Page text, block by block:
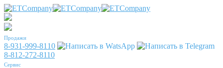
Продажи
8-931-999-8110
8-812-272-8110
Сервис